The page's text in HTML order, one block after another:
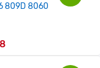
809D 8060